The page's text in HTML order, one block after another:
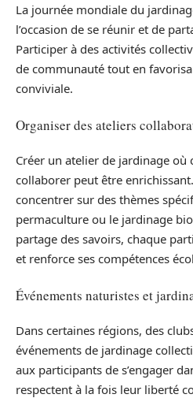
La journée mondiale du
l’occasion de se réunir et de
Participer à des activités
de communauté tout en
conviviale.
Organiser des ateliers
Créer un atelier de jardinage où
collaborer peut être
concentrer sur des thèmes
permaculture ou le jardinage
partage des savoirs, chaque
et renforce ses compétences
Événements naturistes et
Dans certaines régions, des
événements de jardinage
aux participants de s’engager
respectent à la fois leur liberté